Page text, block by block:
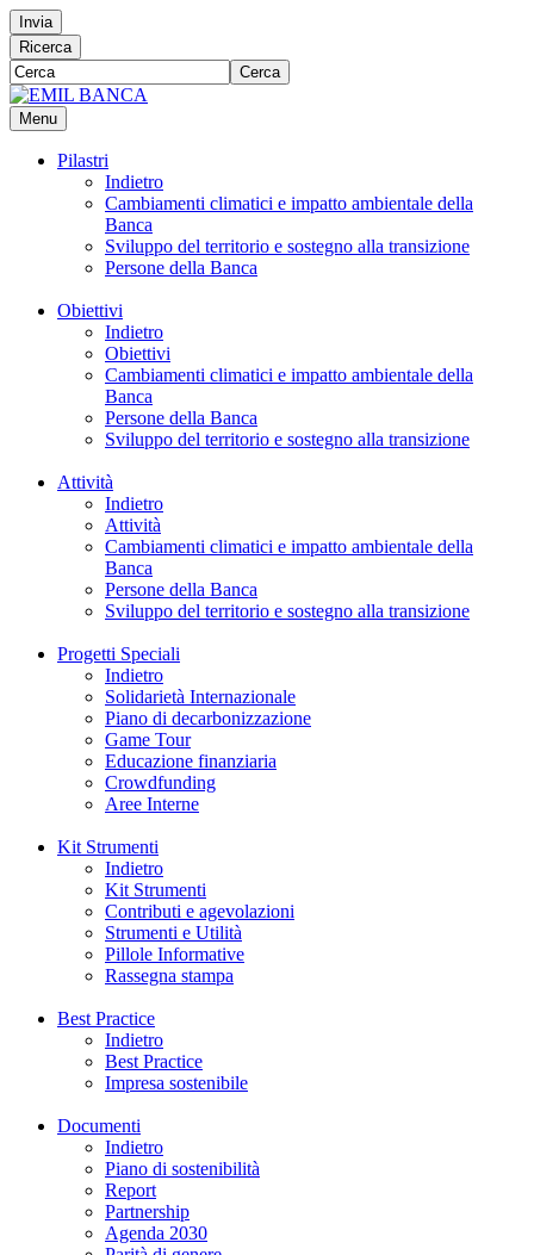
Invia
Ricerca
Cerca
Menu
Pilastri
Indietro
Cambiamenti climatici e impatto ambientale della
Banca
Sviluppo del territorio e sostegno alla transizione
Persone della Banca
Obiettivi
Indietro
Obiettivi
Cambiamenti climatici e impatto ambientale della
Banca
Persone della Banca
Sviluppo del territorio e sostegno alla transizione
Attività
Indietro
Attività
Cambiamenti climatici e impatto ambientale della
Banca
Persone della Banca
Sviluppo del territorio e sostegno alla transizione
Progetti Speciali
Indietro
Solidarietà Internazionale
Piano di decarbonizzazione
Game Tour
Educazione finanziaria
Crowdfunding
Aree Interne
Kit Strumenti
Indietro
Kit Strumenti
Contributi e agevolazioni
Strumenti e Utilità
Pillole Informative
Rassegna stampa
Best Practice
Indietro
Best Practice
Impresa sostenibile
Documenti
Indietro
Piano di sostenibilità
Report
Partnership
Agenda 2030